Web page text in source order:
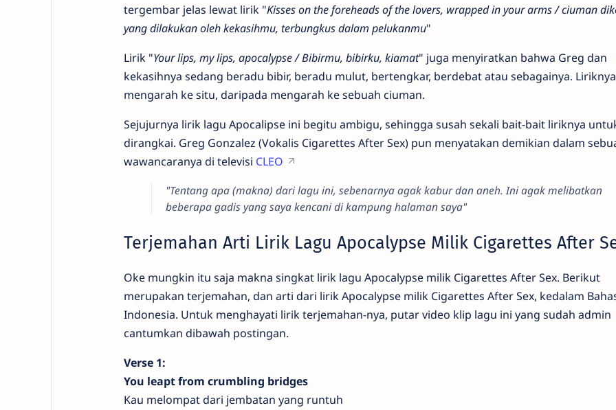
tergembar jelas lewat lirik "Kisses on the foreheads of the lovers, wrapped in your arms / ciuman
yang dilakukan oleh kekasihmu, terbungkus dalam pelukanmu"
Lirik "Your lips, my lips, apocalypse / Bibirmu, bibirku, kiamat" juga menyiratkan bahwa Greg dan
kekasihnya sedang beradu bibir, beradu mulut, bertengkar, berdebat atau sebagainya.
mengarah ke situ, daripada mengarah ke sebuah ciuman.
Sejujurnya lirik lagu Apocalipse ini begitu ambigu, sehingga susah sekali bait-bait liriknya
dirangkai. Greg Gonzalez (Vokalis Cigarettes After Sex) pun menyatakan demikian dalam
wawancaranya di televisi CLEO
"Tentang apa (makna) dari lagu ini, sebenarnya agak kabur dan aneh. Ini agak melibatkan
beberapa gadis yang saya kencani di kampung halaman saya"
Terjemahan Arti Lirik Lagu Apocalypse Milik Cigarettes After
Oke mungkin itu saja makna singkat lirik lagu Apocalypse milik Cigarettes After Sex. Berikut
merupakan terjemahan, dan arti dari lirik Apocalypse milik Cigarettes After Sex, kedalam
Indonesia. Untuk menghayati lirik terjemahan-nya, putar video klip lagu ini yang sudah admin
cantumkan dibawah postingan.
Verse 1:
You leapt from crumbling bridges
Kau melompat dari jembatan yang runtuh